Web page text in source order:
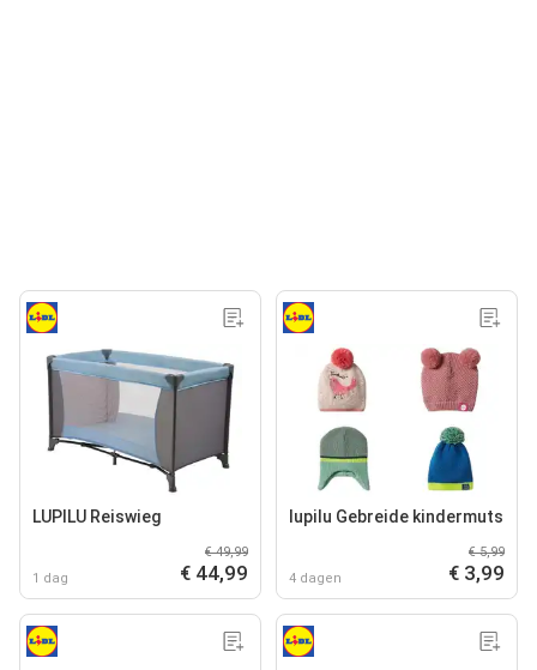
LUPILU Reiswieg
1 dag
€ 49,99
€ 44,99
lupilu Gebreide kindermuts
4 dagen
€ 5,99
€ 3,99